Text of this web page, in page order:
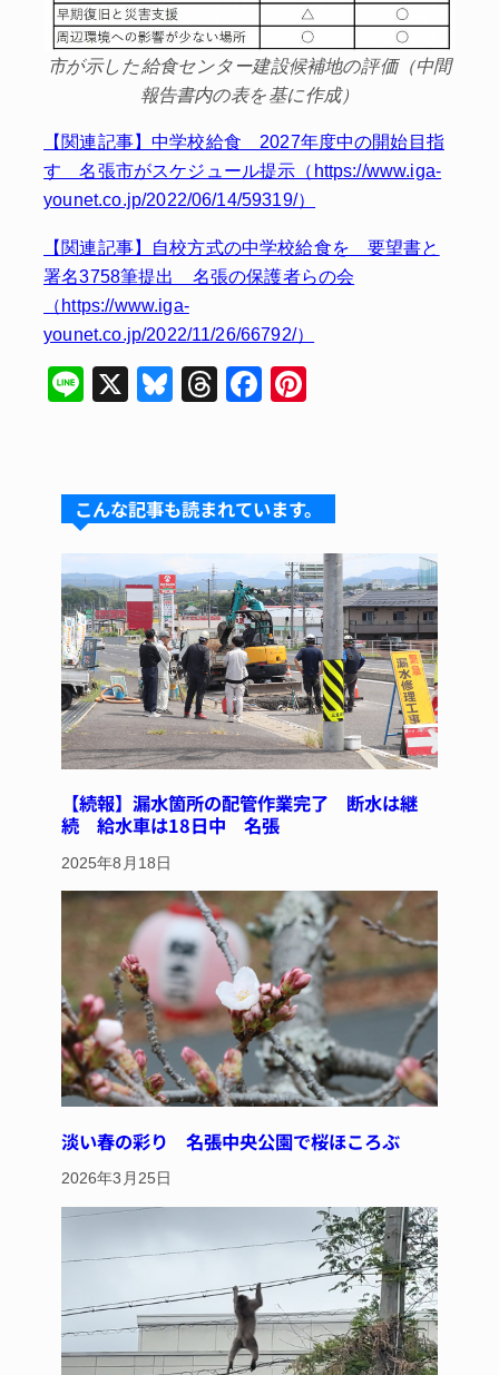
市が示した給食センター建設候補地の評価（中間
報告書内の表を基に作成）
【関連記事】中学校給食 2027年度中の開始目指
す 名張市がスケジュール提示（https://www.iga-
younet.co.jp/2022/06/14/59319/）
【関連記事】自校方式の中学校給食を 要望書と
署名3758筆提出 名張の保護者らの会
（https://www.iga-
younet.co.jp/2022/11/26/66792/）
Li
X
Bl
s
k
y
T
a
d
s
F
e
b
o
o
k
e
st
こんな記事も読まれています。
【続報】漏水箇所の配管作業完了 断水は継
続 給水車は18日中 名張
2025年8月18日
淡い春の彩り 名張中央公園で桜ほころぶ
2026年3月25日